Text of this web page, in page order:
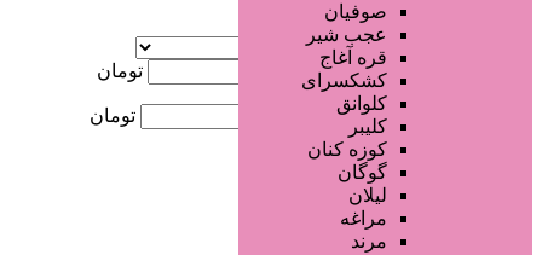
صوفیان
عجب شیر
قره آغاج
کشکسرای
کلوانق
کلیبر
کوزه کنان
گوگان
لیلان
مراغه
مرند
کمترین قیمت
تومان
بیشترین قیمت تومان